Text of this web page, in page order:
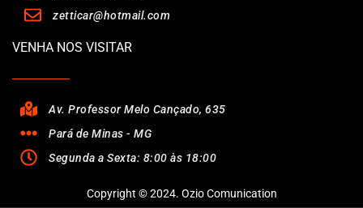
zetticar@hotmail.com
VENHA NOS VISITAR
Av. Professor Melo Cançado, 635
Pará de Minas - MG
Segunda a Sexta: 8:00 às 18:00
Copyright © 2024. Ozio Comunication